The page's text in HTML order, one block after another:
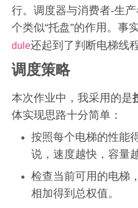
行。调度器与消费者-生
个类似“托盘”的作用。事
dule还起到了判断电梯线
调度策略
本次作业中，我采用的是
体实现思路十分简单：
按照每个电梯的性能
说，速度越快，容量
检查当前可用的电梯
相加得到总权值。